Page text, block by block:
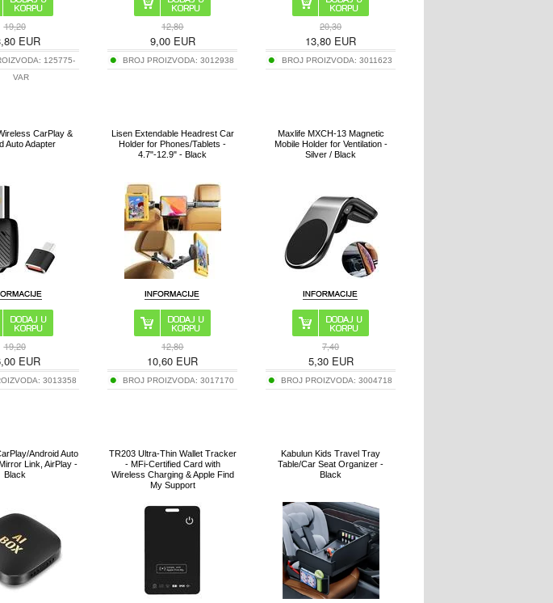
19,20
EUR
125775-
VAR
12,80
9,00EUR
BROJ PROIZVODA:3012938
20,30
13,80 EUR
BROJ PROIZVODA: 3011623
CarPlay &
Auto Adapter
19,20
EUR
3013358
Lisen Extendable Headrest Car
Holder for Phones/Tablets -
4.7"-12.9" - Black
12,80
10,60 EUR
BROJ PROIZVODA:3017170
Maxlife MXCH-13 Magnetic
Mobile Holder for Ventilation -
Silver / Black
7,40
5,30EUR
BROJ PROIZVODA:3004718
Android Auto
Link, AirPlay -
Black
TR203 Ultra-Thin Wallet Tracker
- MFi-Certified Card with
Wireless Charging & Apple Find
My Support
Kabulun Kids Travel Tray
Table/Car Seat Organizer -
Black